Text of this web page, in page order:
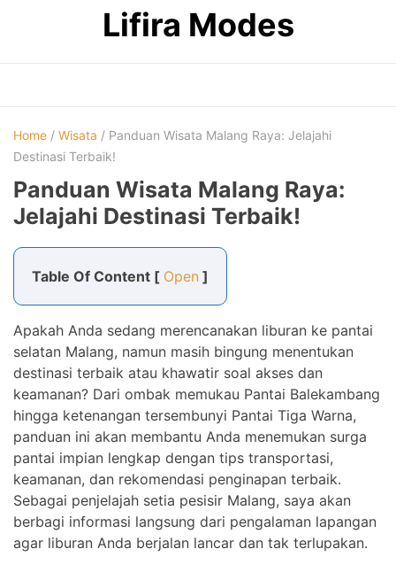
Lifira Modes
Home / Wisata / Panduan Wisata Malang Raya: Jelajahi
Destinasi Terbaik!
Panduan Wisata Malang Raya:
Jelajahi Destinasi Terbaik!
Table Of Content [ Open ]
Apakah Anda sedang merencanakan liburan ke pantai
selatan Malang, namun masih bingung menentukan
destinasi terbaik atau khawatir soal akses dan
keamanan? Dari ombak memukau Pantai Balekambang
hingga ketenangan tersembunyi Pantai Tiga Warna,
panduan ini akan membantu Anda menemukan surga
pantai impian lengkap dengan tips transportasi,
keamanan, dan rekomendasi penginapan terbaik.
Sebagai penjelajah setia pesisir Malang, saya akan
berbagi informasi langsung dari pengalaman lapangan
agar liburan Anda berjalan lancar dan tak terlupakan.